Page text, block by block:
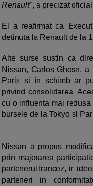
Renault", a precizat
El a reafirmat ca
detinuta la Renault de la
Alte surse sustin ca
Nissan, Carlos Ghosn,
Paris si in schimb ar
privind consolidarea.
cu o influenta mai
bursele de la Tokyo si
Nissan a propus
prin majorarea
partenerul francez, in
parteneri in